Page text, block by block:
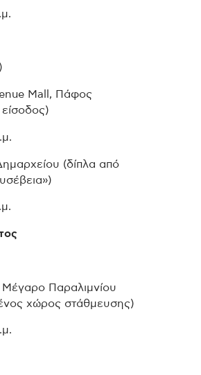
Mall, Πάφος
είσοδος)
(δίπλα από
Μέγαρο Παραλιμνίου
χώρος στάθμευσης)